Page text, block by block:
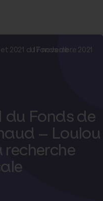
2021 du Fonds de ...
du Fonds de
– Loulou
17 novembre 2021